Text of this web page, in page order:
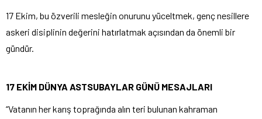
17 Ekim, bu özverili mesleğin onurunu yüceltmek, genç nesillere
askeri disiplinin değerini hatırlatmak açısından da önemli bir
gündür.
17 EKİM DÜNYA ASTSUBAYLAR GÜNÜ MESAJLARI
“Vatanın her karış toprağında alın teri bulunan kahraman